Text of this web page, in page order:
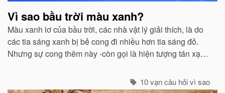
Vì sao bầu trời màu xanh?
Màu xanh lơ của bầu trời, các nhà vật lý giải thích, là do
các tia sáng xanh bị bẻ cong đi nhiều hơn tia sáng đỏ.
Nhưng sự cong thêm này -còn gọi là hiện tượng tán xạ -
10 vạn câu hỏi vì sao